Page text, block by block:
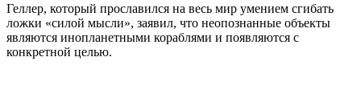
Геллер, который прославился на весь мир умением сгибать
ложки «силой мысли», заявил, что неопознанные объекты
являются инопланетными кораблями и появляются с
конкретной целью.